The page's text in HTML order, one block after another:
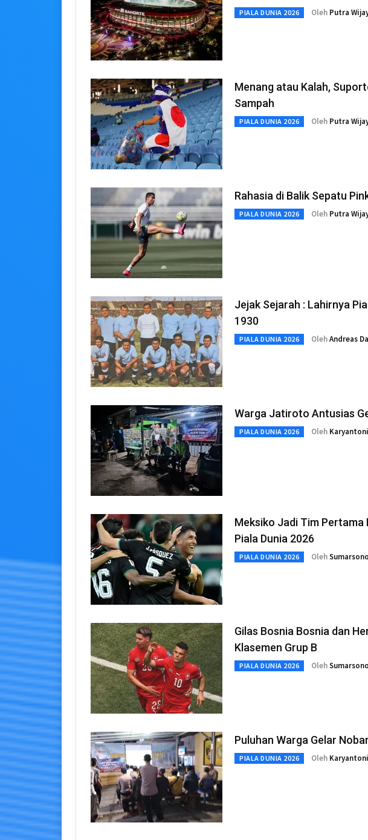
PIALA DUNIA 2026 Oleh Putra
Menang atau Kalah,
Sampah
PIALA DUNIA 2026 Oleh Putra
Rahasia di Balik Sepatu
PIALA DUNIA 2026 Oleh Putra
Jejak Sejarah : Lahirnya
1930
PIALA DUNIA 2026 OlehAndreas
Warga Jatiroto Antusias
PIALA DUNIA 2026 Oleh Karyantoni
Meksiko Jadi Tim Pertama
Piala Dunia 2026
PIALA DUNIA 2026 OlehSumarsono
Gilas Bosnia Bosnia dan
Klasemen Grup B
PIALA DUNIA 2026 OlehSumarsono
Puluhan Warga Gelar
PIALA DUNIA 2026 Oleh Karyantoni